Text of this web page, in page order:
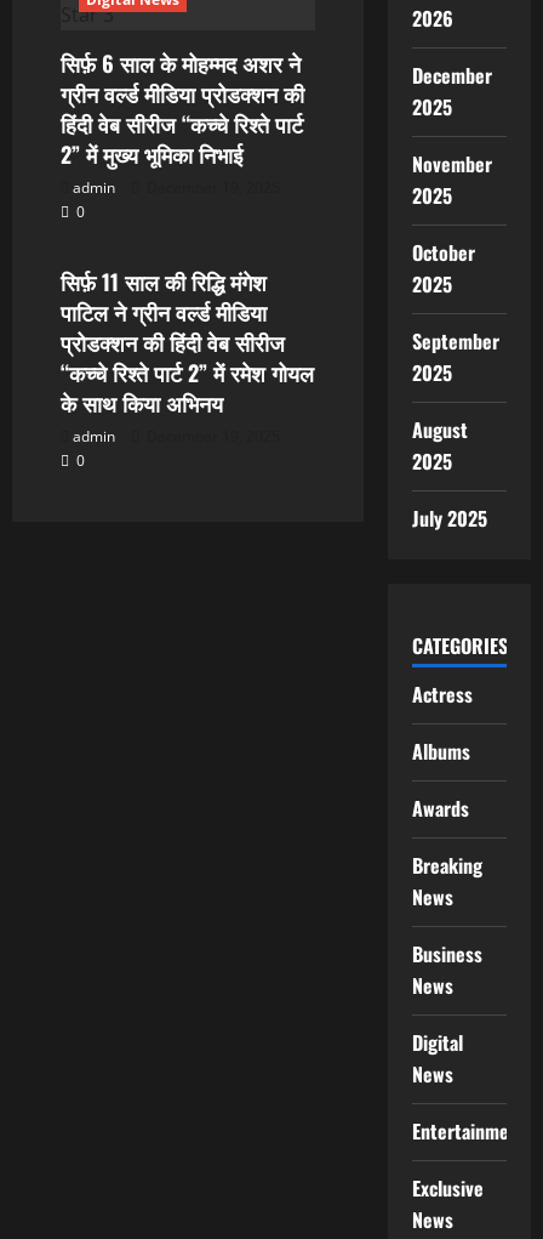
सिर्फ़ 6 साल के मोहम्मद अशर ने
ग्रीन वर्ल्ड मीडिया प्रोडक्शन की
हिंदी वेब सीरीज “कच्चे रिश्ते पार्ट
2” में मुख्य भूमिका निभाई
admin
0
सिर्फ़ 11 साल की रिद्धि मंगेश
पाटिल ने ग्रीन वर्ल्ड मीडिया
प्रोडक्शन की हिंदी वेब सीरीज
“कच्चे रिश्ते पार्ट 2” में रमेश गोयल
के साथ किया अभिनय
admin
0
2026
December
2025
November
2025
October
2025
September
2025
August
2025
July 2025
CATEGORIES
Actress
Albums
Awards
Breaking
News
Business
News
Digital
News
Entertainment
Exclusive
News